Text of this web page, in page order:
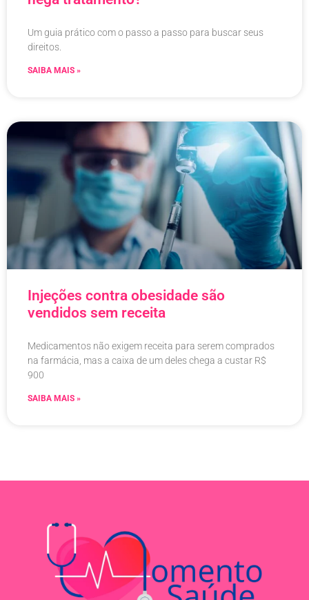
Um guia prático com o passo a passo para buscar seus
direitos.
SAIBA MAIS »
Injeções contra obesidade são
vendidos sem receita
Medicamentos não exigem receita para serem comprados
na farmácia, mas a caixa de um deles chega a custar R$
900
SAIBA MAIS »